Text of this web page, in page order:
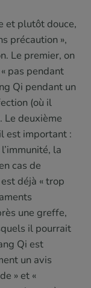
et plutôt douce,
précaution »,
Le premier, on
pas pendant
Qi pendant un
(où il
Le deuxième
est important :
la
cas de
déjà « trop
une greffe,
il pourrait
Qi est
un avis
» et «